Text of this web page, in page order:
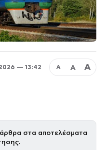
— 13:42 Α Α Α
στα αποτελέσματα